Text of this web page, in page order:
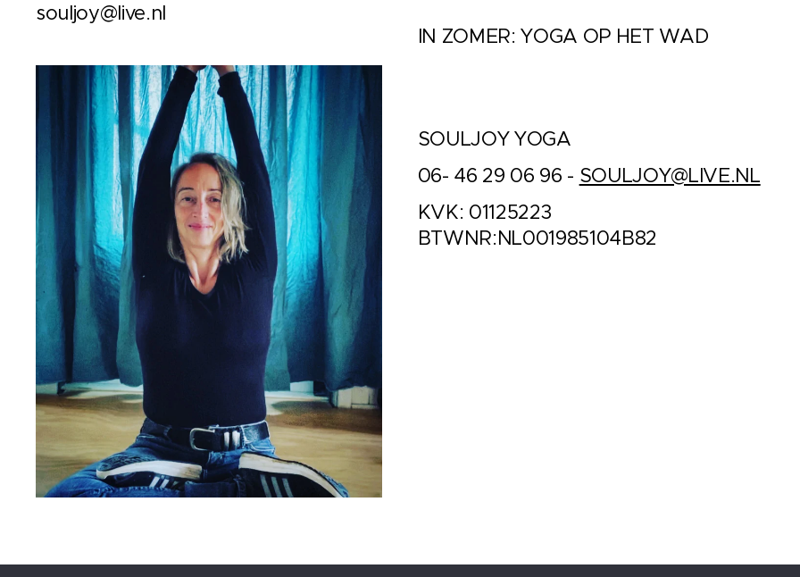
souljoy@live.nl
IN ZOMER: YOGA OP HET WAD
SOULJOY YOGA
06- 46 29 06 96 - SOULJOY@LIVE.NL
KVK: 01125223
BTWNR:NL001985104B82